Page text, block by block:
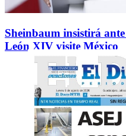
Sheinbaum insistirá
León XIV visite México